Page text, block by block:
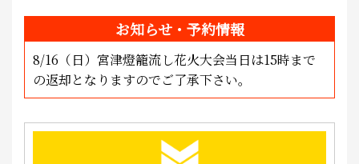
お知らせ・予約情報
8/16（日）宮津燈籠流し花火大会当日は15時まで
の返却となりますのでご了承下さい。